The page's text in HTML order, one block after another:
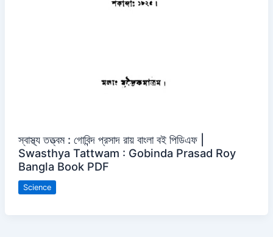
স্বাস্থ্য তত্ত্বম : গোবিন্দ প্রসাদ রায় বাংলা বই পিডিএফ |
Swasthya Tattwam : Gobinda Prasad Roy
Bangla Book PDF
Science